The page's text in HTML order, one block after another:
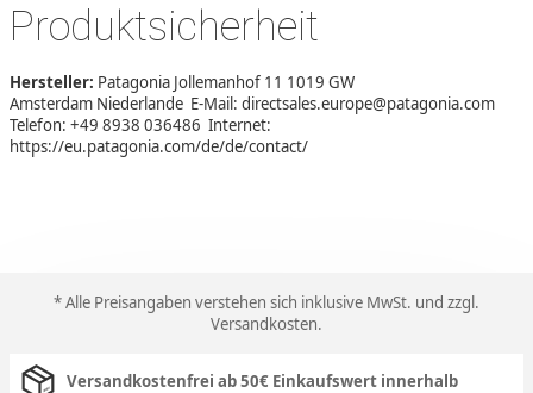
Produktsicherheit
Hersteller: Patagonia Jollemanhof 11 1019 GW
Amsterdam Niederlande E-Mail: directsales.europe@patagonia.com
Telefon: +49 8938 036486 Internet:
https://eu.patagonia.com/de/de/contact/
* Alle Preisangaben verstehen sich inklusive MwSt. und zzgl.
Versandkosten.
Versandkostenfrei ab 50€ Einkaufswert innerhalb